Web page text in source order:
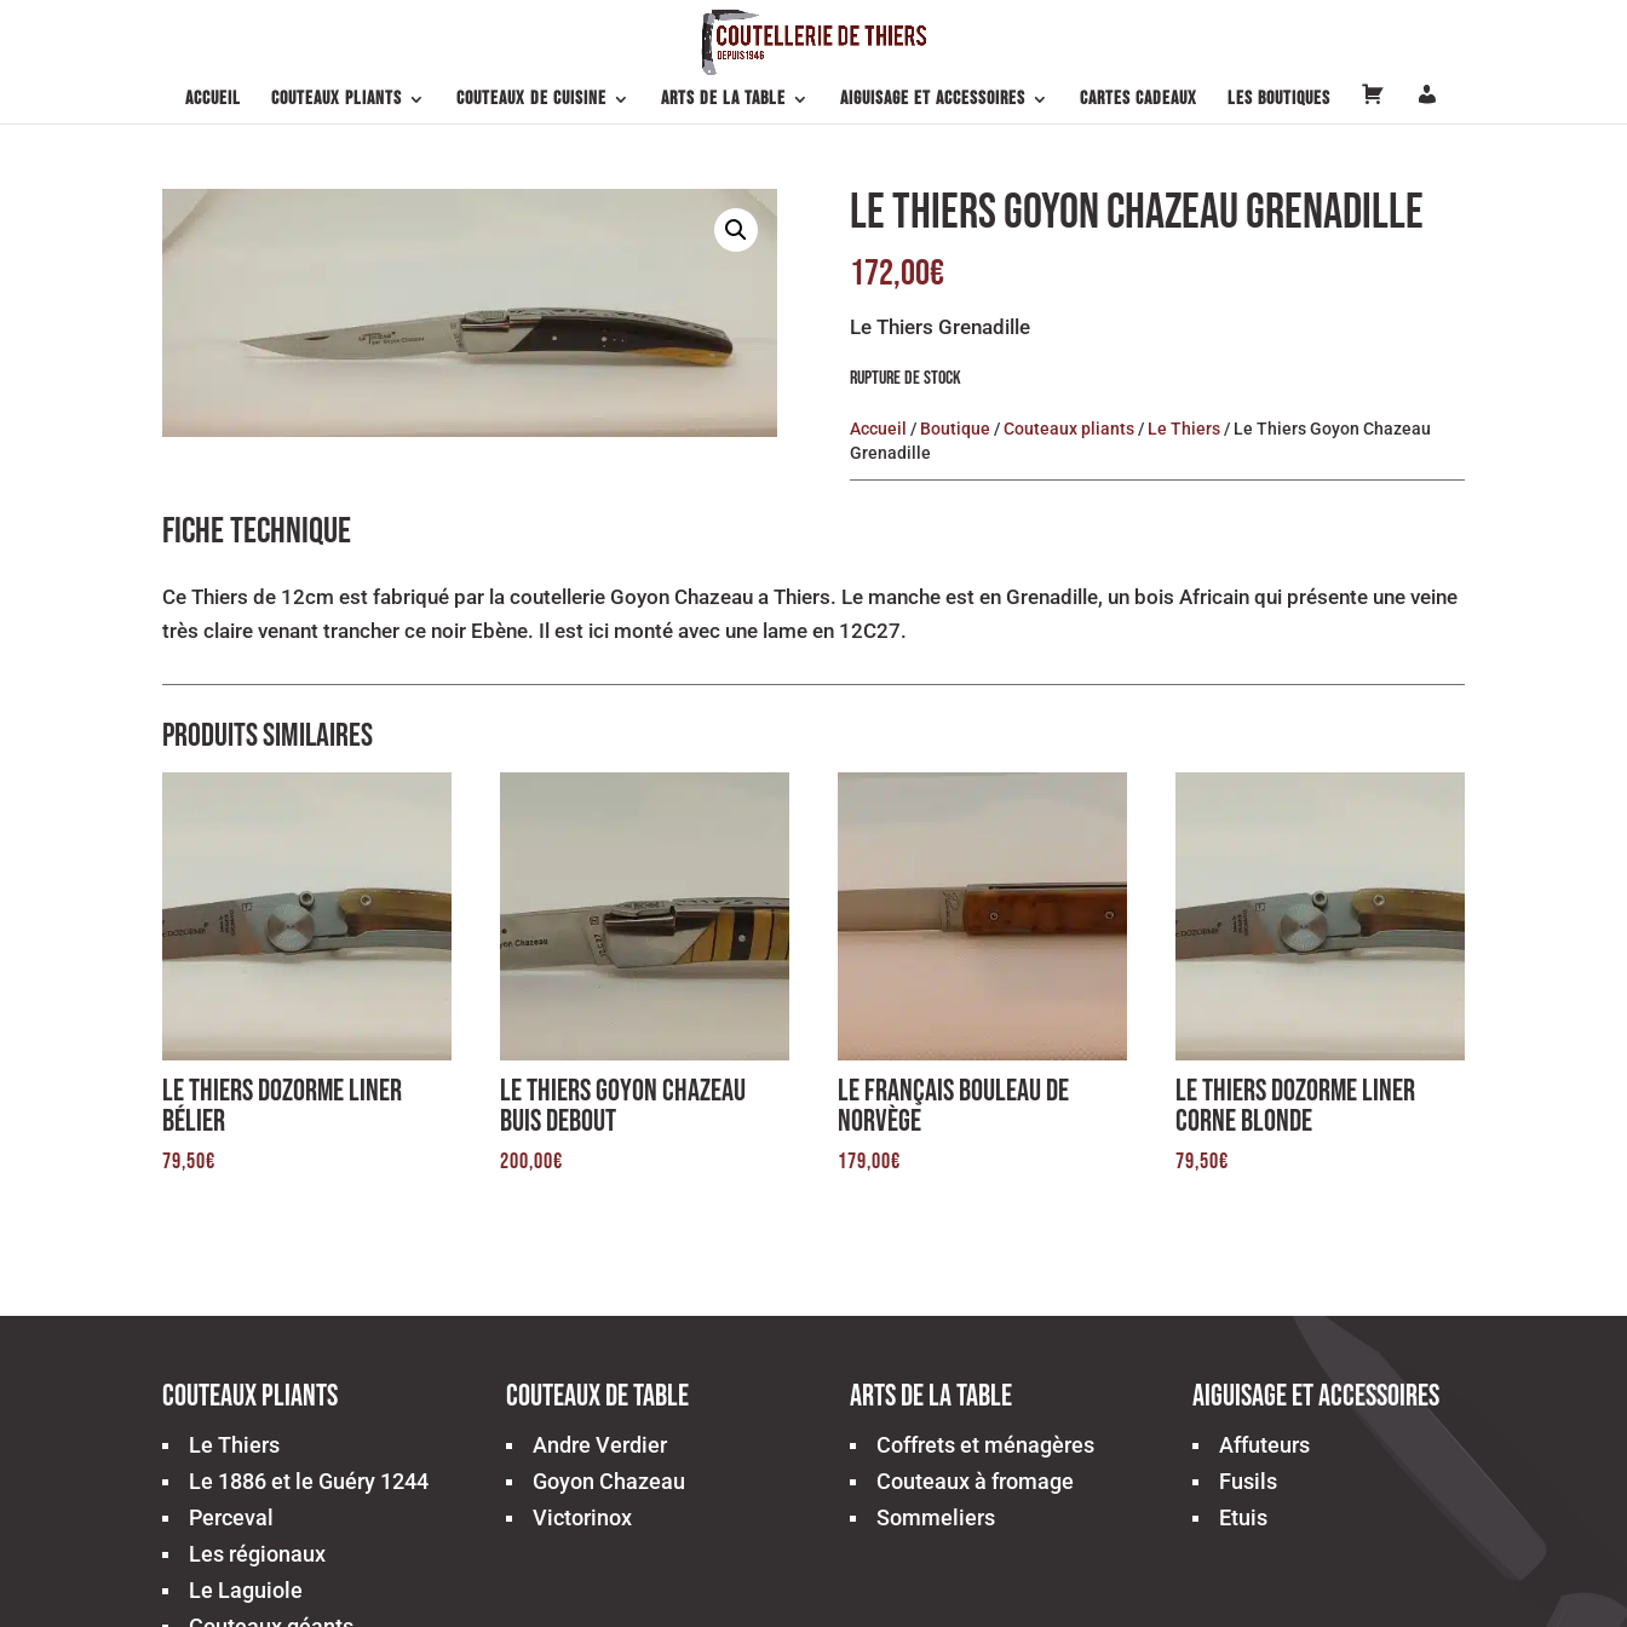
Accueil Couteaux pliants Couteaux de cuisine Arts de la table Aiguisage et accessoires Cartes cadeaux Les boutiques
n n
LE THIERS GOYON CHAZEAU GRENADILLE
172,00€
Le Thiers Grenadille
RUPTURE DE STOCK
Accueil / Boutique /Couteaux pliants/ Le Thiers/ Le Thiers Goyon Chazeau
Grenadille
FICHE TECHNIQUE
Ce Thiers de 12cm est fabriqué par la coutellerie Goyon Chazeau a Thiers. Le manche est en Grenadille, un bois Africain qui présente une veine
très claire venant trancher ce noir Ebène. Il est ici monté avec une lame en 12C27.
Produits similaires
Le Thiers Dozorme Liner
Bélier
79,50€
Le Thiers Goyon Chazeau
Buis Debout
200,00€
Le Français Bouleau de
Norvège
179,00€
Le Thiers Dozorme Liner
Corne Blonde
79,50€
Couteaux pliants
Le Thiers
Le 1886 et le Guéry 1244
Perceval
Les régionaux
Le Laguiole
Couteaux de table
Andre Verdier
Goyon Chazeau
Victorinox
Arts de la table
Coffrets et ménagères
Couteaux à fromage
Sommeliers
Aiguisage et accessoires
Affuteurs
Fusils
Etuis